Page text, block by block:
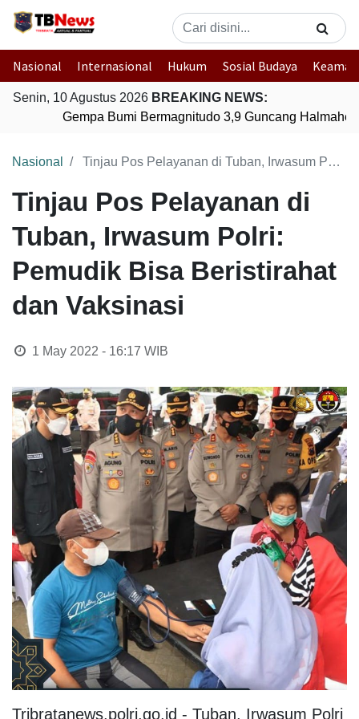
Nasional Internasional Hukum Sosial Budaya
Senin, 10 Agustus 2026 BREAKING NEWS:
Gempa Bumi Bermagnitudo 3,9 Guncang
Nasional Tinjau Pos Pelayanan di Tuban, Irwasum Polri: Pemudik Bisa Beristirahat dan Vaksinasi
Tinjau Pos Pelayanan di
Tuban, Irwasum Polri:
Pemudik Bisa Beristirahat
dan Vaksinasi
1 May 2022 - 16:17 WIB
Tribratanews.polri.go.id - Tuban. Irwasum Polri